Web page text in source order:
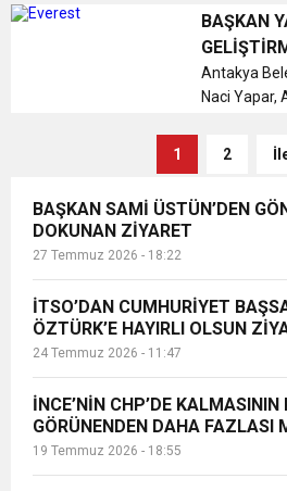
toplantıya
kuruluşları
araya
BAŞKAN
ANTAKYA
KATILDI
Antakya
Naci Yapar,
Thomas
Antakya O...
1 2
BAŞKAN SAMİ ÜSTÜN’DEN
DOKUNAN ZİYARET
27 Temmuz 2026 - 18:22
İTSO’DAN CUMHURİYET
ÖZTÜRK’E HAYIRLI OLSUN
24 Temmuz 2026 - 11:47
İNCE’NİN CHP’DE KALMASININ
GÖRÜNENDEN DAHA FAZLASI
19 Temmuz 2026 - 18:55